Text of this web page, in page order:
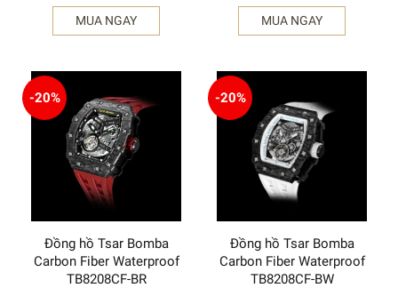
MUA NGAY MUA NGAY
-20%
Đồng hồ Tsar Bomba
Carbon Fiber Waterproof
TB8208CF-BR
-20%
Đồng hồ Tsar Bomba
Carbon Fiber Waterproof
TB8208CF-BW